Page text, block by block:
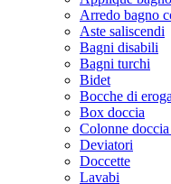
Arredo bagno
Aste saliscendi
Bagni disabili
Bagni turchi
Bidet
Bocche di
Box doccia
Colonne
Deviatori
Doccette
Lavabi